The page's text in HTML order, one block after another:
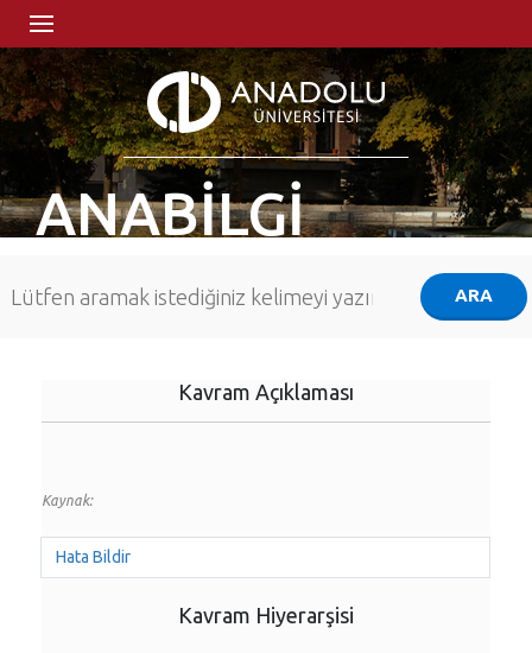
ANABİLGİ
Kavram Açıklaması
Kaynak:
Hata Bildir
Kavram Hiyerarşisi